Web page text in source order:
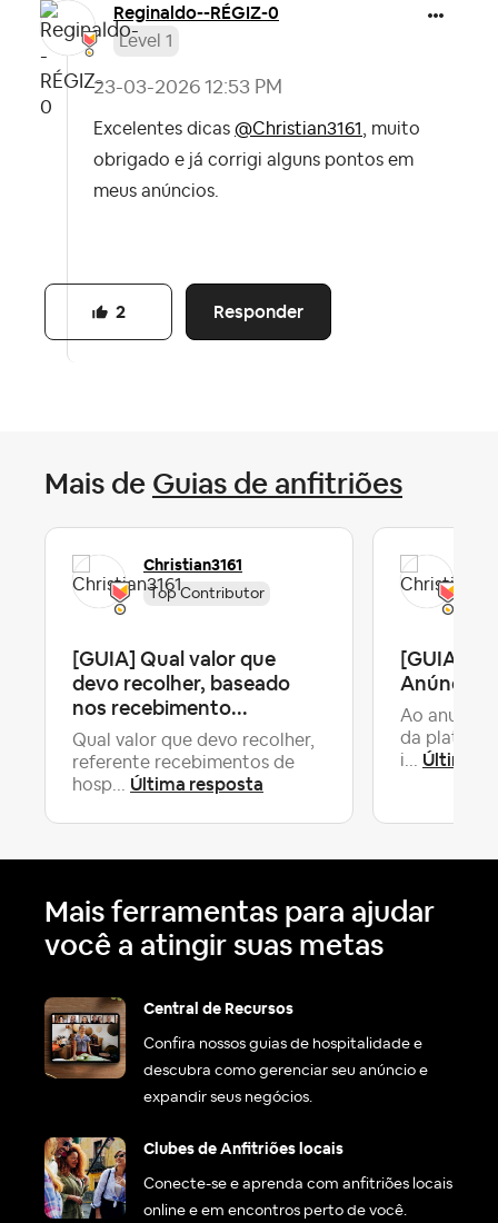
Reginaldo--RÉGIZ-0
Level 1
‎23-03-2026 12:53 PM
Excelentes dicas @Christian3161
, muito
obrigado e já corrigi alguns pontos em
meus anúncios.
Responder
2
Mais de Guias de anfitriões
Christian3161
Top Contributor
[GUIA] Qual valor que
devo recolher, baseado
nos recebimento...
Qual valor que devo recolher,
referente recebimentos de
hosp... Última resposta
[GUIA]
Anúncio
Ao
da
i... Última
Mais ferramentas para ajudar
você a atingir suas metas
Central de Recursos
Confira nossos guias de hospitalidade e
descubra como gerenciar seu anúncio e
expandir seus negócios.
Clubes de Anfitriões locais
Conecte-se e aprenda com anfitriões locais
online e em encontros perto de você.